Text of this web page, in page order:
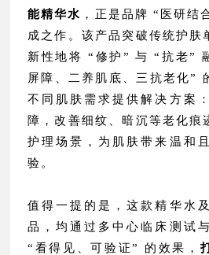
能精华水 ，正是品牌 “医研结
成之作。该产品突破传统护肤
新性地将 “修护” 与 “抗老”
屏障、二养肌底、三抗老化”
不同肌肤需求提供解决方案
障，改善细纹、暗沉等老化痕
护理场景，为肌肤带来温和
验。
值得一提的是，这款精华水
品，均通过多中心临床测试
“看得见、可验证” 的效果，